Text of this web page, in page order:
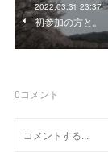
2022.03.31 23:37
初参加の方と。
0コメント